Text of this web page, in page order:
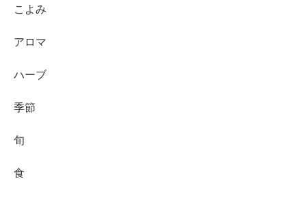
こよみ
アロマ
ハーブ
季節
旬
食